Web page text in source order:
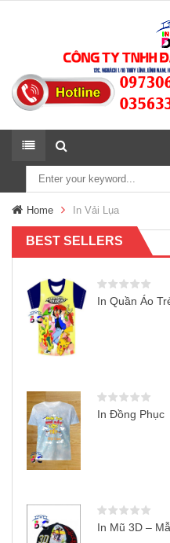
Home In Vải Lụa
BEST SELLERS
In Quần Áo
In Đồng Phục
In Mũ 3D –